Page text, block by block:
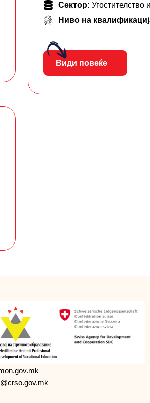
Сектор:Угостителство
Ниво на
Види повеќе